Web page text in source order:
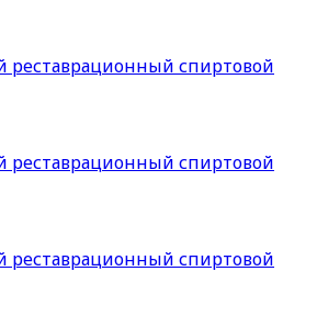
реставрационный спиртовой
реставрационный спиртовой
реставрационный спиртовой